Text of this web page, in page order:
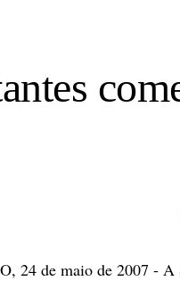
24 de maio de 2007 - A